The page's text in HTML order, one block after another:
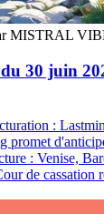
MISTRAL
30 juin
:
promet
: Venise,
de cassation